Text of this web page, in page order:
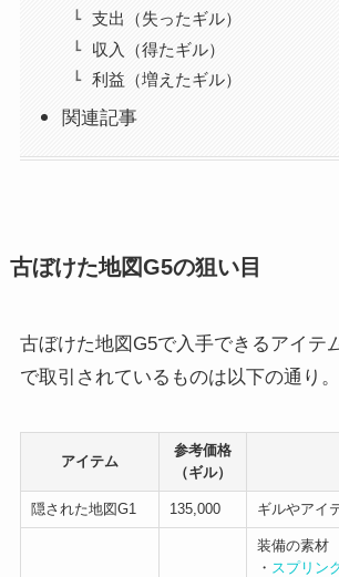
支出（失ったギル）
収入（得たギル）
利益（増えたギル）
関連記事
古ぼけた地図G5の狙い目
古ぼけた地図G5で入手できるアイテ
で取引されているものは以下の通り。
アイテム
参考価格
（ギル）
隠された地図G1 135,000 ギルやアイ
装備の素材
・ スプリン